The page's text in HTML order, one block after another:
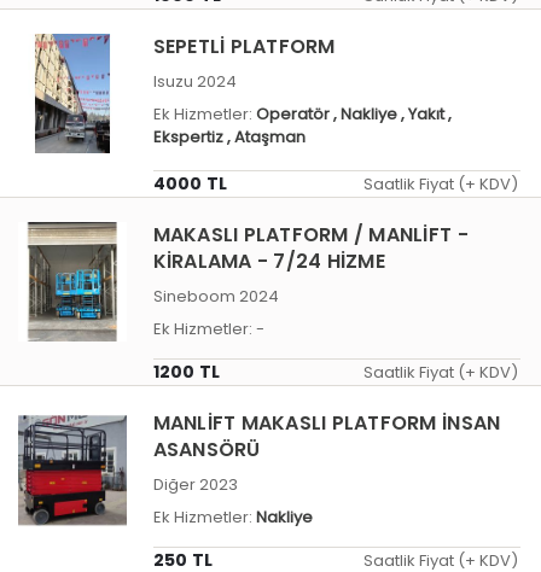
SEPETLİ PLATFORM
Isuzu 2024
Ek Hizmetler: Operatör, Nakliye, Yakıt,
Ekspertiz, Ataşman
4000 TL Saatlik Fiyat (+ KDV)
MAKASLI PLATFORM / MANLİFT -
KİRALAMA - 7/24 HİZME
Sineboom 2024
Ek Hizmetler: -
1200 TL Saatlik Fiyat (+ KDV)
MANLİFT MAKASLI PLATFORM İNSAN
ASANSÖRÜ
Diğer 2023
Ek Hizmetler: Nakliye
250 TL Saatlik Fiyat (+ KDV)